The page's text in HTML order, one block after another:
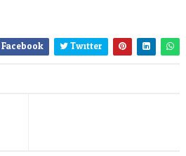
Facebook Twitter